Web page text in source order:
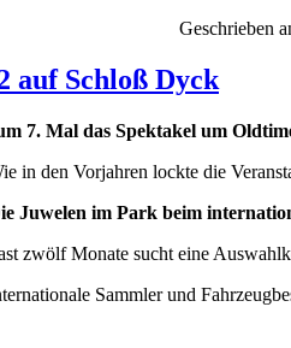
Geschrieben
auf Schloß Dyck
7. Mal das Spektakel um
in den Vorjahren lockte die
Juwelen im Park beim
zwölf Monate sucht eine
Sammler und